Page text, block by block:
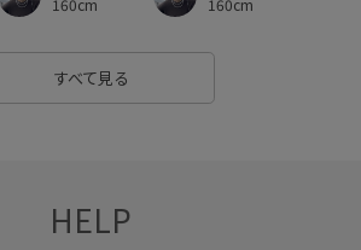
160cm
160cm
すべて見る
HELP